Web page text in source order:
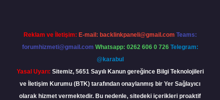
Reklam ve İletişim: E-mail: backlinkpaneli@gmail.com Teams:
forumhizmeti@gmail.com Whatsapp: 0262 606 0 726 Telegram:
@karabul
Yasal Uyarı: Sitemiz, 5651 Sayılı Kanun gereğince Bilgi Teknolojileri
ve İletişim Kurumu (BTK) tarafından onaylanmış bir Yer Sağlayıcı
olarak hizmet vermektedir. Bu nedenle, sitedeki içerikleri proaktif